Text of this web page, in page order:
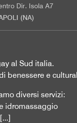
Dir. Isola A7
(NA)
al Sud italia.
benessere e
diversi servizi:
idromassaggio